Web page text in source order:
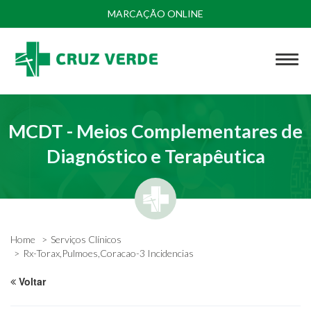
MARCAÇÃO ONLINE
MCDT - Meios Complementares de
Diagnóstico e Terapêutica
Home
Serviços Clínicos
Rx-Torax,Pulmoes,Coracao-3 Incidencias
Voltar